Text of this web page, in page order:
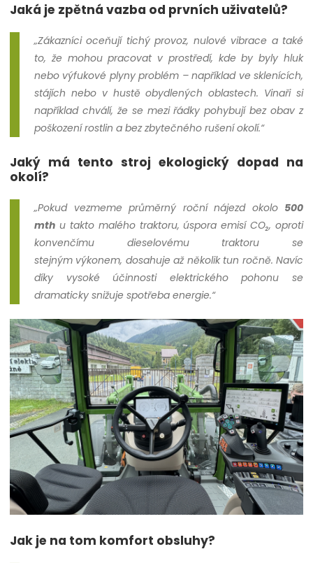
Jaká je zpětná vazba od prvních uživatelů?
„Zákazníci oceňují tichý provoz, nulové vibrace a také
to, že mohou pracovat v prostředí, kde by byly hluk
nebo výfukové plyny problém – například ve sklenících,
stájích nebo v hustě obydlených oblastech. Vinaři si
například chválí, že se mezi řádky pohybují bez obav z
poškození rostlin a bez zbytečného rušení okolí.“
Jaký má tento stroj ekologický dopad na
okolí?
„Pokud vezmeme průměrný roční nájezd okolo 500
mth u takto malého traktoru, úspora emisí CO₂, oproti
konvenčímu dieselovému traktoru se
stejným výkonem, dosahuje až několik tun ročně. Navíc
díky vysoké účinnosti elektrického pohonu se
dramaticky snižuje spotřeba energie.“
Jak je na tom komfort obsluhy?